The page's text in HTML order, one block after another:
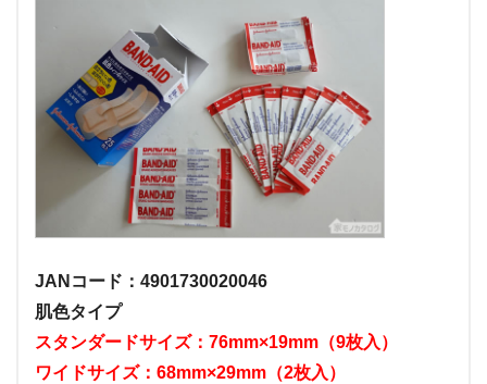
JANコード：4901730020046
肌色タイプ
スタンダードサイズ：76mm×19mm（9枚入）
ワイドサイズ：68mm×29mm（2枚入）